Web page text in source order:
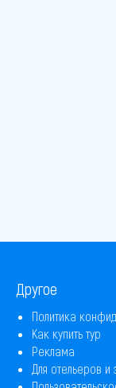
Другое
Политика
Как купить тур
Реклама
Для отельеров и